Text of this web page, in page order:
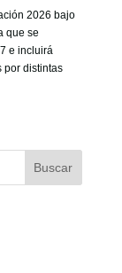
2026 bajo
que se
e incluirá
por distintas